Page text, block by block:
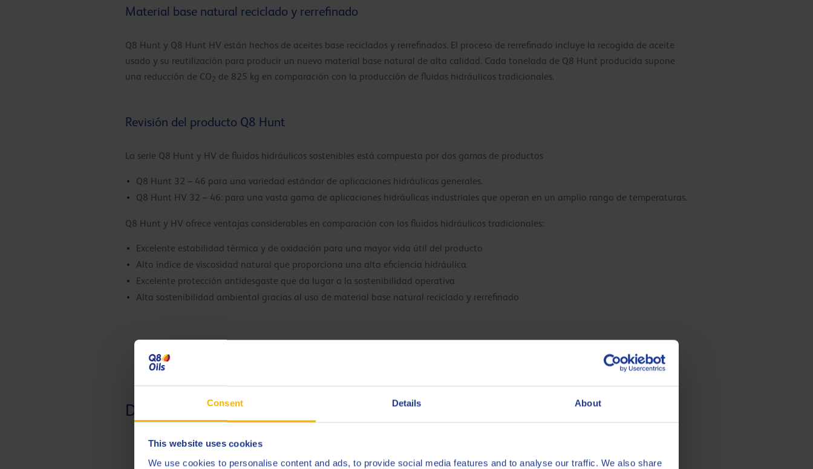
Consent Details About
This website uses cookies
We use cookies to personalise content and ads, to provide social media features and to analyse our traffic. We also share
Material base natural reciclado y rerrefinado
Q8 Hunt y Q8 Hunt HV están hechos de aceites base reciclados y rerrefinados. El proceso de rerrefinado incluye la recogida de aceite
usado y su reutilización para producir un nuevo material base natural de alta calidad. Cada tonelada de Q8 Hunt producida supone
una reducción de CO 2 de 825 kg en comparación con la producción de fluidos hidráulicos tradicionales.
Revisión del producto Q8 Hunt
La serie Q8 Hunt y HV de fluidos hidráulicos sostenibles está compuesta por dos gamas de productos
Q8 Hunt 32 – 46 para una variedad estándar de aplicaciones hidráulicas generales.
Q8 Hunt HV 32 – 46: para una vasta gama de aplicaciones hidráulicas industriales que operan en un amplio rango de temperaturas.
Q8 Hunt y HV ofrece ventajas considerables en comparación con los fluidos hidráulicos tradicionales:
Excelente estabilidad térmica y de oxidación para una mayor vida útil del producto
Alto índice de viscosidad natural que proporciona una alta eficiencia hidráulica
Excelente protección antidesgaste que da lugar a la sostenibilidad operativa
Alta sostenibilidad ambiental gracias al uso de material base natural reciclado y rerrefinado
Descubre los productos